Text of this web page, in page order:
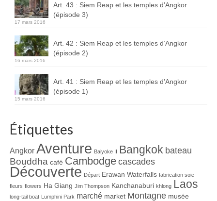
Art. 43 : Siem Reap et les temples d’Angkor
(épisode 3)
17 mars 2016
Art. 42 : Siem Reap et les temples d’Angkor
(épisode 2)
16 mars 2016
Art. 41 : Siem Reap et les temples d’Angkor
(épisode 1)
15 mars 2016
Étiquettes
Angkor Aventure Baiyoke II Bangkok bateau
Bouddha café Cambodge cascades
Découverte Départ Erawan Waterfalls fabrication soie
fleurs flowers Ha Giang Jim Thompson Kanchanaburi khlong Laos
long-tail boat Lumphini Park marché market Montagne musée